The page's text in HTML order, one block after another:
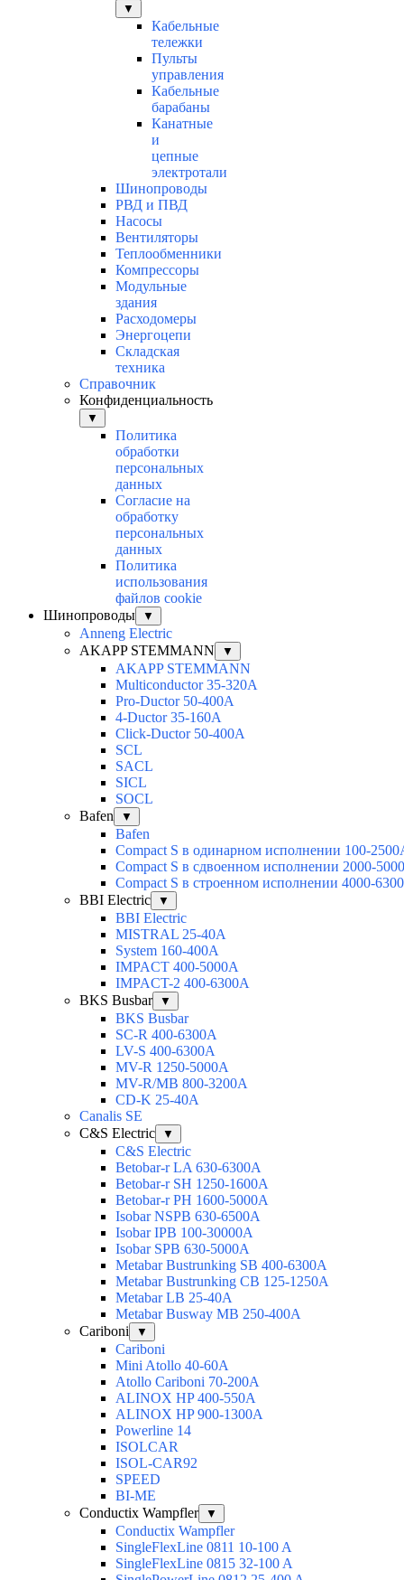
▼
Кабельные
тележки
Пульты
управления
Кабельные
барабаны
Канатные
и
цепные
электротали
Шинопроводы
РВД и ПВД
Насосы
Вентиляторы
Теплообменники
Компрессоры
Модульные
здания
Расходомеры
Энергоцепи
Складская
техника
Справочник
Конфиденциальность
▼
Политика
обработки
персональных
данных
Согласие на
обработку
персональных
данных
Политика
использования
файлов cookie
Шинопроводы
▼
Anneng Electric
AKAPP STEMMANN
▼
AKAPP STEMMANN
Multiconductor 35-320A
Pro-Ductor 50-400A
4-Ductor 35-160A
Click-Ductor 50-400A
SCL
SACL
SICL
SOCL
Bafen
▼
Bafen
Compact S в одинарном исполнении 100-
Compact S в сдвоенном исполнении 2000-
Compact S в строенном исполнении 4000-
BBI Electric
▼
BBI Electric
MISTRAL 25-40А
System 160-400А
IMPACT 400-5000А
IMPACT-2 400-6300А
BKS Busbar
▼
BKS Busbar
SC-R 400-6300A
LV-S 400-6300A
MV-R 1250-5000A
MV-R/MB 800-3200A
CD-K 25-40A
Canalis SE
C&S Electric
▼
C&S Electric
Betobar-r LA 630-6300A
Betobar-r SH 1250-1600A
Betobar-r PH 1600-5000A
Isobar NSPB 630-6500A
Isobar IPB 100-30000A
Isobar SPB 630-5000A
Metabar Bustrunking SB 400-6300A
Metabar Bustrunking CB 125-1250A
Metabar LB 25-40A
Metabar Busway MB 250-400A
Cariboni
▼
Cariboni
Mini Atollo 40-60A
Atollo Cariboni 70-200A
ALINOX HP 400-550A
ALINOX HP 900-1300A
Powerline 14
ISOLCAR
ISOL-CAR92
SPEED
BI-ME
Conductix Wampfler
▼
Conductix Wampfler
SingleFlexLine 0811 10-100 A
SingleFlexLine 0815 32-100 A